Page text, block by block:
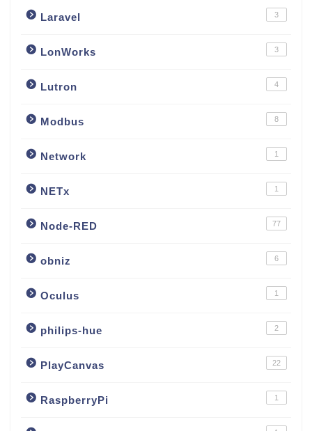
Laravel 3
LonWorks 3
Lutron 4
Modbus 8
Network 1
NETx 1
Node-RED 77
obniz 6
Oculus 1
philips-hue 2
PlayCanvas 22
RaspberryPi 1